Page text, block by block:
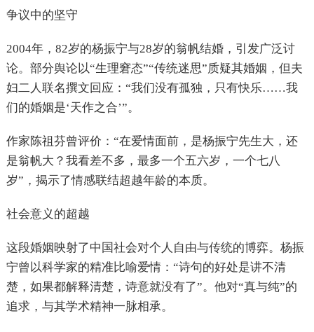
争议中的坚守
2004年，82岁的杨振宁与28岁的翁帆结婚，引发广泛讨
论。部分舆论以“生理窘态”“传统迷思”质疑其婚姻，但夫
妇二人联名撰文回应：“我们没有孤独，只有快乐……我
们的婚姻是‘天作之合’”。
作家陈祖芬曾评价：“在爱情面前，是杨振宁先生大，还
是翁帆大？我看差不多，最多一个五六岁，一个七八
岁”，揭示了情感联结超越年龄的本质。
社会意义的超越
这段婚姻映射了中国社会对个人自由与传统的博弈。杨振
宁曾以科学家的精准比喻爱情：“诗句的好处是讲不清
楚，如果都解释清楚，诗意就没有了”。他对“真与纯”的
追求，与其学术精神一脉相承。